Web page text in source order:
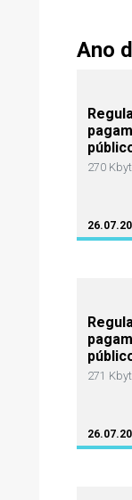
Ano
de
270
de
271